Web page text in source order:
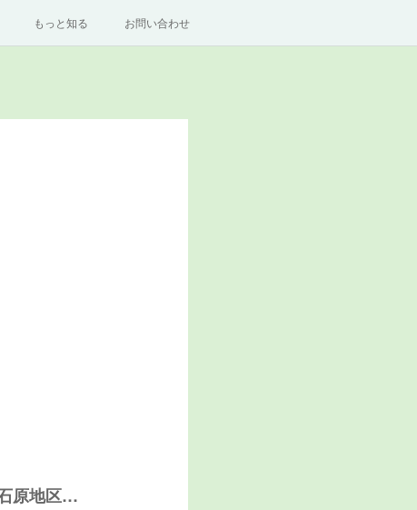
もっと知る お問い合わせ
「お山のコンビニ」新装 高知県土佐町石原地区 仕入れ業者と提携、商品５倍 | 高知新聞